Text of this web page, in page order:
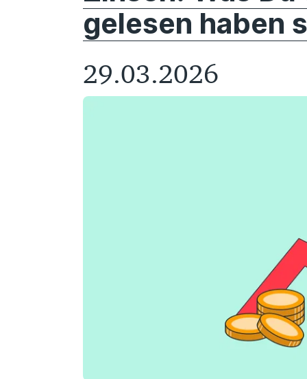
gelesen haben
29.03.2026